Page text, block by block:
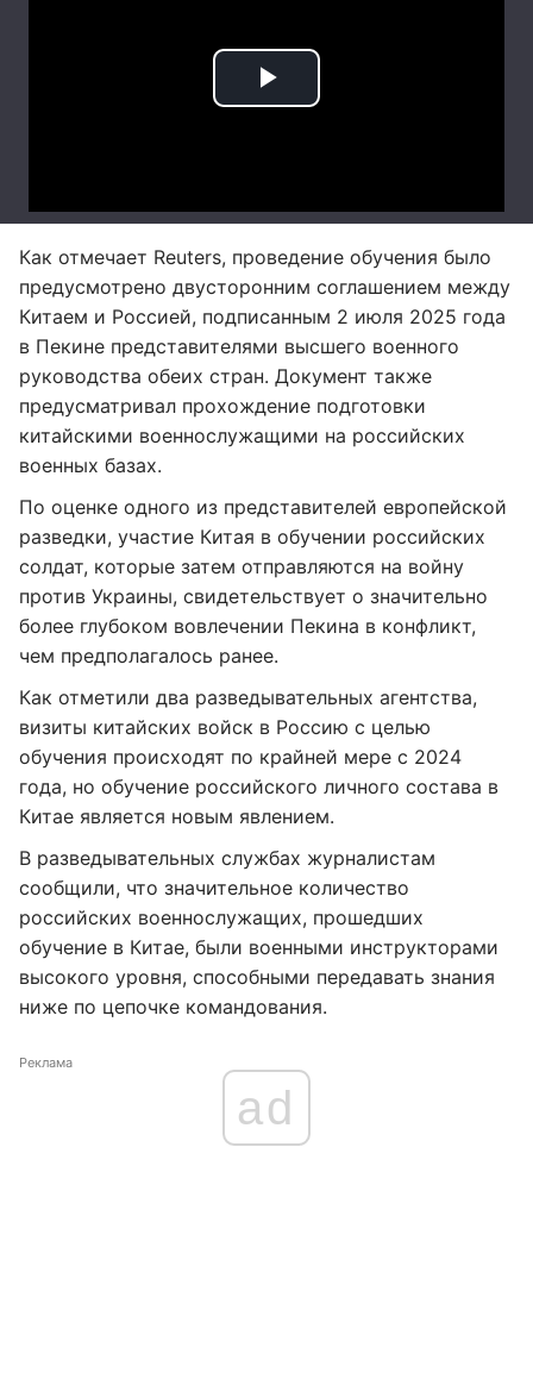
Как отмечает Reuters, проведение обучения было
предусмотрено двусторонним соглашением между
Китаем и Россией, подписанным 2 июля 2025 года
в Пекине представителями высшего военного
руководства обеих стран. Документ также
предусматривал прохождение подготовки
китайскими военнослужащими на российских
военных базах.
По оценке одного из представителей европейской
разведки, участие Китая в обучении российских
солдат, которые затем отправляются на войну
против Украины, свидетельствует о значительно
более глубоком вовлечении Пекина в конфликт,
чем предполагалось ранее.
Как отметили два разведывательных агентства,
визиты китайских войск в Россию с целью
обучения происходят по крайней мере с 2024
года, но обучение российского личного состава в
Китае является новым явлением.
В разведывательных службах журналистам
сообщили, что значительное количество
российских военнослужащих, прошедших
обучение в Китае, были военными инструкторами
высокого уровня, способными передавать знания
ниже по цепочке командования.
Реклама
ad